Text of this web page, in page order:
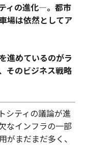
ィの進化―。都市
場は依然としてア
進めているのがラ
そのビジネス戦略
シティの議論が進
なインフラの一部
まだまだ多く、